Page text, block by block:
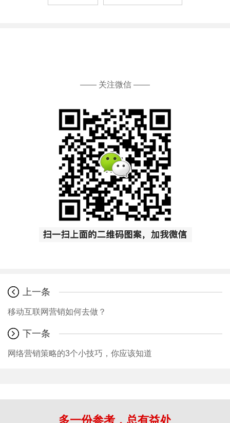
—— 关注微信 ——
上一条
移动互联网营销如何去做？
下一条
网络营销策略的3个小技巧，你应该知道
多一份参考，总有益处